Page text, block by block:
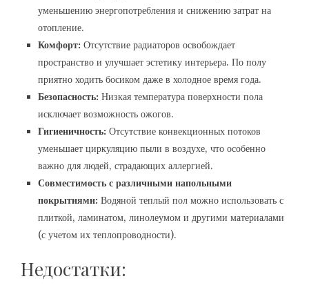
уменьшению энергопотребления и снижению затрат на
отопление.
Комфорт: Отсутствие радиаторов освобождает
пространство и улучшает эстетику интерьера. По полу
приятно ходить босиком даже в холодное время года.
Безопасность: Низкая температура поверхности пола
исключает возможность ожогов.
Гигиеничность: Отсутствие конвекционных потоков
уменьшает циркуляцию пыли в воздухе, что особенно
важно для людей, страдающих аллергией.
Совместимость с различными напольными
покрытиями: Водяной теплый пол можно использовать с
плиткой, ламинатом, линолеумом и другими материалами
(с учетом их теплопроводности).
Недостатки: